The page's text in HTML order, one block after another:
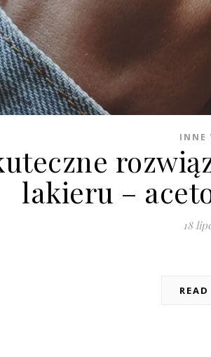
INNE
lakieru –
18